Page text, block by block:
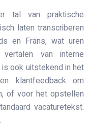
tal van praktische
laten transcriberen
en Frans, wat uren
van interne
ook uitstekend in het
klantfeedback om
of voor het opstellen
vacaturetekst.